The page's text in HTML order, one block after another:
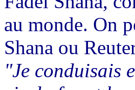
au monde. On
Shana ou
"Je conduisais